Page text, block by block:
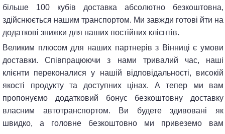
більше 100 кубів доставка абсолютно безкоштовна,
здійснюється нашим транспортом. Ми завжди готові йти на
додаткові знижки для наших постійних клієнтів.
Великим плюсом для наших партнерів з Вінниці є умови
доставки. Співпрацюючи з нами тривалий час, наші
клієнти переконалися у нашій відповідальності, високій
якості продукту та доступних цінах. А тепер ми вам
пропонуємо додатковий бонус безкоштовну доставку
власним автотранспортом. Ви будете здивовані як
швидко, а головне безкоштовно ми привеземо вам